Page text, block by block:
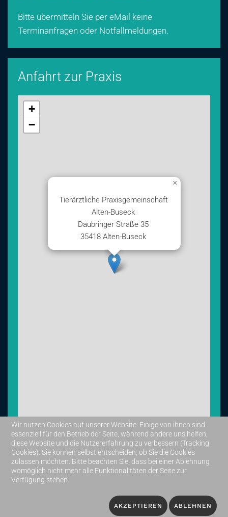
Bitte übermitteln Sie per eMail keine
Terminanfragen oder Notfallmeldungen.
Anfahrt zur Praxis
Tierärztliche Praxisgemeinschaft
Alten-Buseck
Daubringer Straße 35
35418 Alten-Buseck
×
+
−
Leaflet |©OpenStreetMap
Wir nutzen Cookies auf unserer Website. Einige von ihnen sind
essenziell für den Betrieb der Seite, während andere uns helfen,
diese Website und die Nutzererfahrung zu verbessern (Tracking
Cookies). Sie können selbst entscheiden, ob Sie die Cookies
zulassen möchten. Bitte beachten Sie, dass bei einer Ablehnung
womöglich nicht mehr alle Funktionalitäten der Seite zur
Verfügung stehen.
AKZEPTIEREN ABLEHNEN